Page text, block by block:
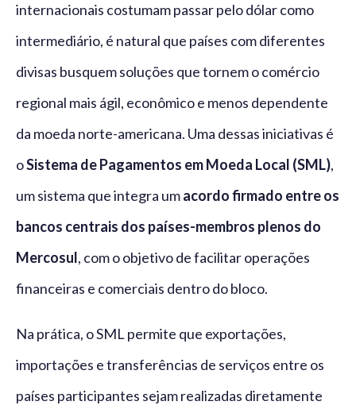
internacionais costumam passar pelo dólar como
intermediário, é natural que países com diferentes
divisas busquem soluções que tornem o comércio
regional mais ágil, econômico e menos dependente
da moeda norte-americana. Uma dessas iniciativas é
oSistema de Pagamentos em Moeda Local (SML),
um sistema que integra umacordo firmado entre os
bancos centrais dos países-membros plenos do
Mercosul, com o objetivo de facilitar operações
financeiras e comerciais dentro do bloco.
Na prática, o SML permite que exportações,
importações e transferências de serviços entre os
países participantes sejam realizadas diretamente